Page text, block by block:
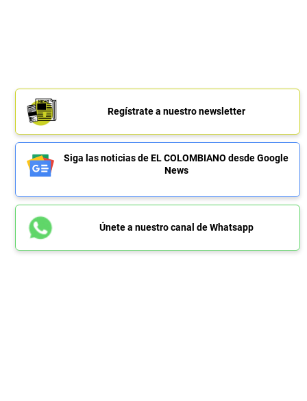
Regístrate a nuestro newsletter
Siga las noticias de EL COLOMBIANO desde Google
News
Únete a nuestro canal de Whatsapp